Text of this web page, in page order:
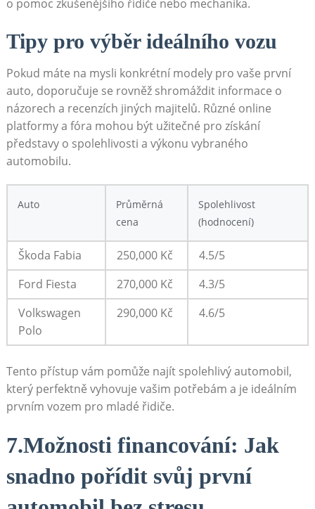
o pomoc zkušenějšího řidiče nebo mechanika.
Tipy pro výběr ideálního vozu
Pokud máte na mysli konkrétní modely pro vaše první
auto, doporučuje se rovněž shromáždit informace o
názorech a recenzích jiných majitelů. Různé online
platformy a fóra mohou být užitečné pro získání
představy o spolehlivosti a výkonu vybraného
automobilu.
Auto
Průměrná
cena
Spolehlivost
(hodnocení)
Škoda Fabia 250,000 Kč
4.5/5
Ford Fiesta
270,000 Kč
4.3/5
Volkswagen
Polo
290,000 Kč 4.6/5
Tento přístup vám pomůže najít spolehlivý automobil,
který perfektně vyhovuje vašim potřebám a je ideálním
prvním vozem pro mladé řidiče.
7.Možnosti financování: Jak
snadno pořídit svůj první